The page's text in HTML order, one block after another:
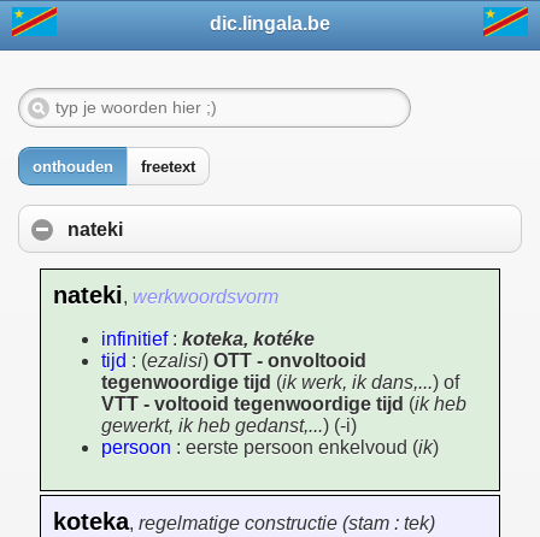
dic.lingala.be
onthouden freetext
nateki
nateki, werkwoordsvorm
infinitief: koteka, kotéke
tijd : (ezalisi) OTT - onvoltooid
tegenwoordige tijd (ik werk, ik dans,...) of
VTT - voltooid tegenwoordige tijd (ik heb
gewerkt, ik heb gedanst,...) (-i)
persoon : eerste persoon enkelvoud (ik)
koteka, regelmatige constructie (stam : tek)